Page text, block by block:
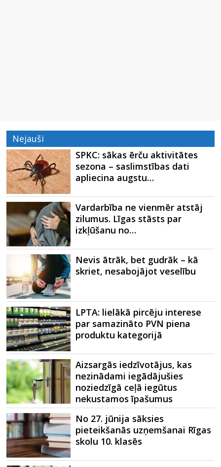
Nejauši
SPKC: sākas ērču aktivitātes
sezona – saslimstības dati
apliecina augstu…
Vardarbība ne vienmēr atstāj
zilumus. Līgas stāsts par
izkļūšanu no…
Nevis ātrāk, bet gudrāk – kā
skriet, nesabojājot veselību
LPTA: lielākā pircēju interese
par samazināto PVN piena
produktu kategorijā
Aizsargās iedzīvotājus, kas
nezinādami iegādājušies
noziedzīgā ceļā iegūtus
nekustamos īpašumus
No 27. jūnija sāksies
pieteikšanās uzņemšanai Rīgas
skolu 10. klasēs